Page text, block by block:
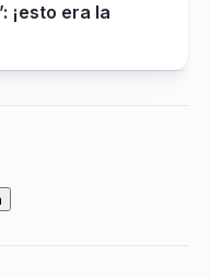
¡esto era la